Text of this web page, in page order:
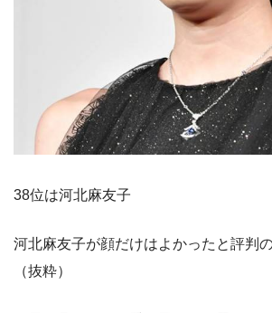
38位は河北麻友子
河北麻友子が顔だけはよかったと評判
（抜粋）